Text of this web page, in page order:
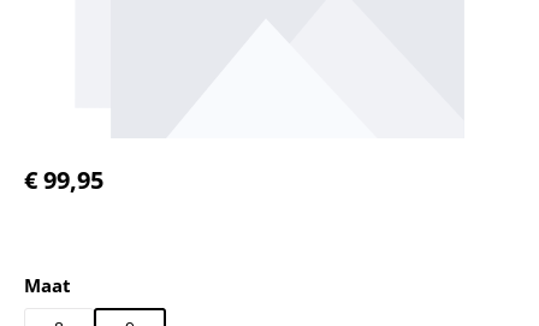
Normale prijs:
€ 99,95
Selecteer
Maat